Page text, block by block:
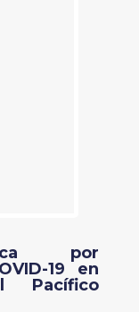
por
19 en
Pacífico